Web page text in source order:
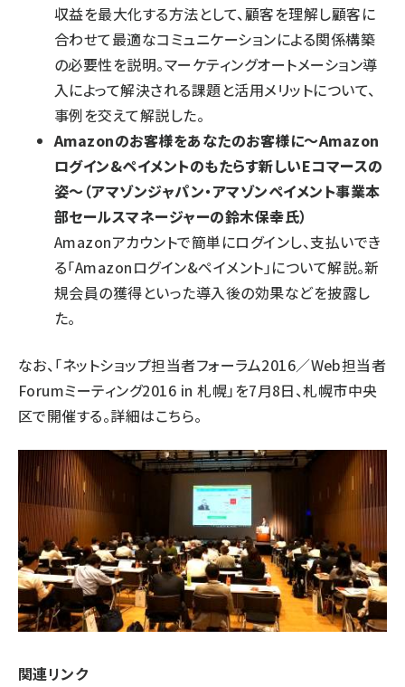
収益を最大化する方法として、顧客を理解し顧客に
合わせて最適なコミュニケーションによる関係構築
の必要性を説明。マーケティングオートメーション導
入によって解決される課題と活用メリットについて、
事例を交えて解説した。
Amazonのお客様をあなたのお客様に～Amazon
ログイン&ペイメントのもたらす新しいEコマースの
姿～（アマゾンジャパン・アマゾンペイメント事業本
部セールスマネージャーの鈴木保幸氏）
Amazonアカウントで簡単にログインし、支払いでき
る「Amazonログイン&ペイメント」について解説。新
規会員の獲得といった導入後の効果などを披露し
た。
なお、「ネットショップ担当者フォーラム2016／Web担当者
Forumミーティング2016 in 札幌」を7月8日、札幌市中央
区で開催する。詳細はこちら。
関連リンク